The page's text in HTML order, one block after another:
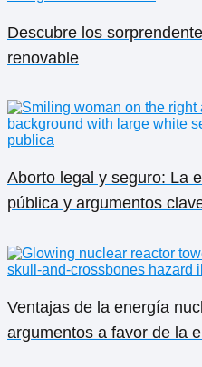
Descubre los
renovable
Aborto legal y seguro: La
pública y argumentos
Ventajas de la energía
argumentos a favor de la